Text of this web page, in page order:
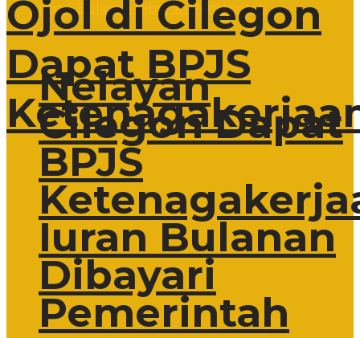
Nelayan
Cilegon Dapat
BPJS
Iuran Bulanan
Dibayari
Pemerintah
Ojol di Cilegon
Dapat BPJS